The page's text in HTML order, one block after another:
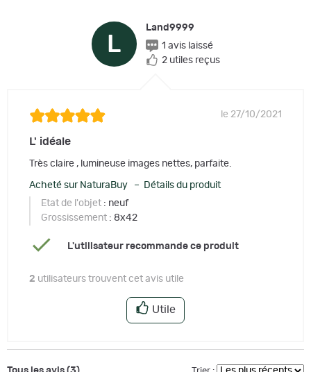
L
Land9999
1 avis laissé
2 utiles reçus
le 27/10/2021
L' idéale
Très claire , lumineuse images nettes, parfaite.
Acheté sur NaturaBuy – Détails du produit
Etat de l'objet : neuf
Grossissement : 8x42
L'utilisateur recommande ce produit
2 utilisateurs trouvent cet avis utile
Utile